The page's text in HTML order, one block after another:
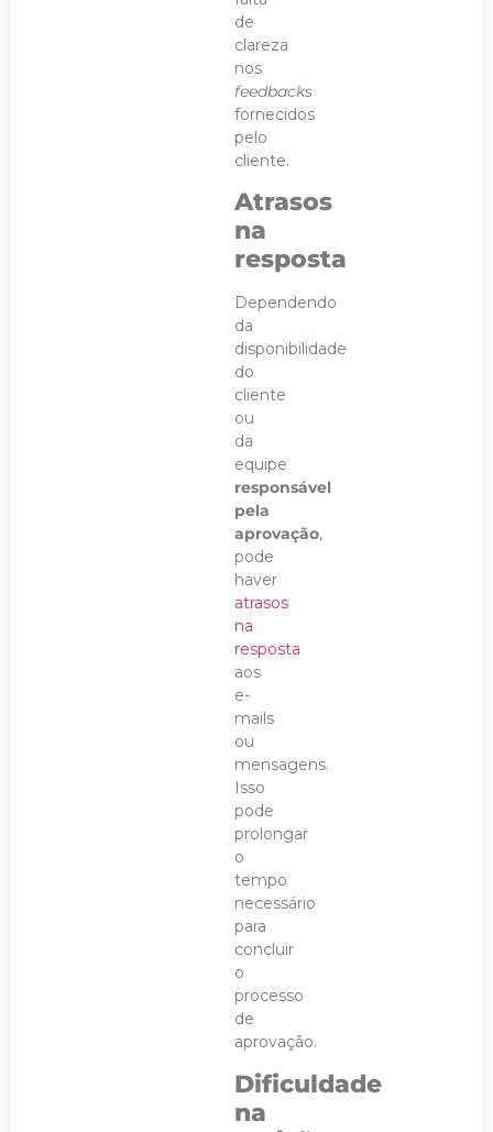
de
clareza
nos
feedbacks
fornecidos
pelo
cliente.
Atrasos
na
resposta
Dependendo
da
disponibilidade
do
cliente
ou
da
equipe
responsável
pela
aprovação,
pode
haver
atrasos
na
resposta
aos
e-
mails
ou
mensagens.
Isso
pode
prolongar
o
tempo
necessário
para
concluir
o
processo
de
aprovação.
Dificuldade
na